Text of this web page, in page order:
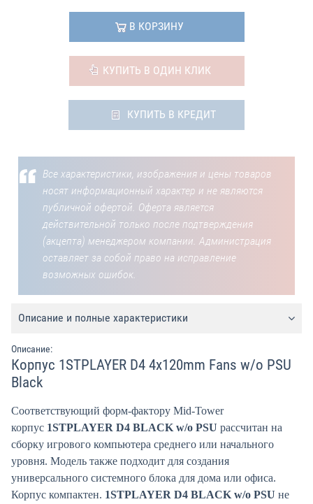
В КОРЗИНУ
КУПИТЬ В ОДИН КЛИК
КУПИТЬ В КРЕДИТ
Все характеристики, изображения и цены товаров
носят информационный характер и не являются
публичной офертой. Оферта является
действительной только после подтверждения
(акцепта) менеджером компании. Администрация
оставляет за собой право на исправление
возможных ошибок.
Описание и полные характеристики
Описание:
Корпус 1STPLAYER D4 4x120mm Fans w/o PSU
Black
Соответствующий форм-фактору Mid-Tower
корпус 1STPLAYER D4 BLACK w/o PSU рассчитан на
сборку игрового компьютера среднего или начального
уровня. Модель также подходит для создания
универсального системного блока для дома или офиса.
Корпус компактен. 1STPLAYER D4 BLACK w/o PSU не